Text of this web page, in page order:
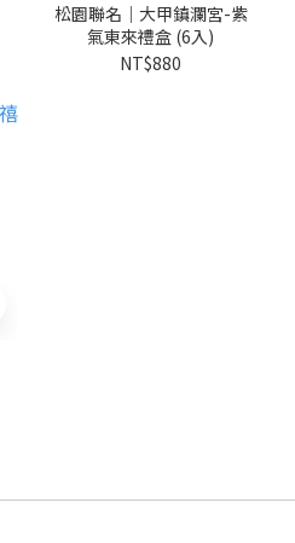
松園聯名｜大甲鎮瀾宮-紫
氣東來禮盒 (6入)
NT$880